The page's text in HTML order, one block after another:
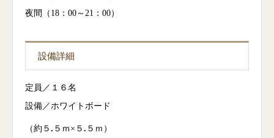
夜間（18：00～21：00）
設備詳細
定員／１６名
設備／ホワイトボード
（約５ . ５ｍ×５ . ５ｍ）